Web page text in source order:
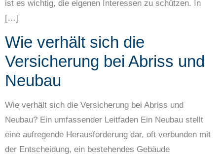
ist es wichtig, die eigenen Interessen zu schützen. In
[…]
Wie verhält sich die
Versicherung bei Abriss und
Neubau
Wie verhält sich die Versicherung bei Abriss und
Neubau? Ein umfassender Leitfaden Ein Neubau stellt
eine aufregende Herausforderung dar, oft verbunden mit
der Entscheidung, ein bestehendes Gebäude